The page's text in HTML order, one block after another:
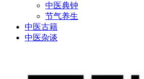
中医典钟
节气养生
中医古籍
中医杂谈